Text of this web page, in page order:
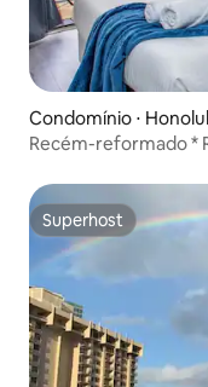
Condomínio ⋅
Recém-reformado *
Superhost
Superhost